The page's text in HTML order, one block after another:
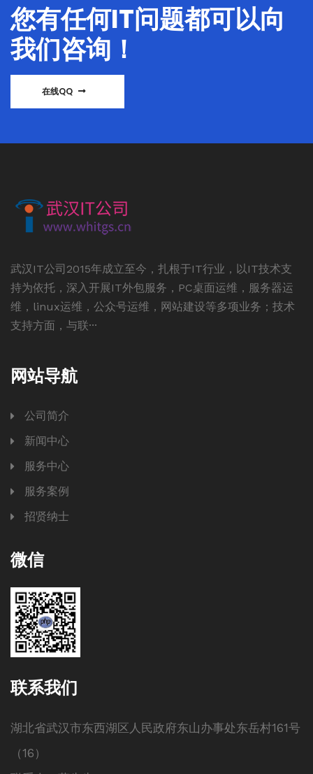
您有任何IT问题都可以向
我们咨询！
在线QQ
武汉IT公司2015年成立至今，扎根于IT行业，以IT技术支
持为依托，深入开展IT外包服务，PC桌面运维，服务器运
维，linux运维，公众号运维，网站建设等多项业务；技术
支持方面，与联···
网站导航
公司简介
新闻中心
服务中心
服务案例
招贤纳士
微信
联系我们
湖北省武汉市东西湖区人民政府东山办事处东岳村161号
（16）